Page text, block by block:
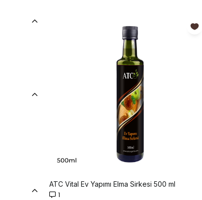
ATC Vital Ev Yapımı Elma Sirkesi 500 ml
1